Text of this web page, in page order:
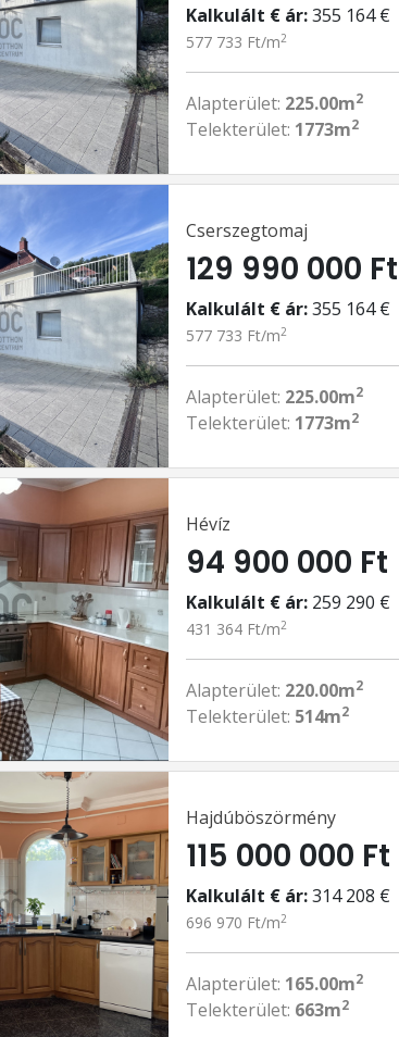
Kalkulált € ár:355 164 €
577 733 Ft/m2
Alapterület: 225.00m2
Telekterület: 1773m2
Cserszegtomaj
129 990 000 Ft
Kalkulált € ár:355 164 €
577 733 Ft/m2
Alapterület: 225.00m2
Telekterület: 1773m2
Hévíz
94 900 000 Ft
Kalkulált € ár: 259 290 €
431 364 Ft/m2
Alapterület: 220.00m2
Telekterület: 514m2
Hajdúböszörmény
115 000 000 Ft
Kalkulált € ár:314 208 €
696 970 Ft/m2
Alapterület: 165.00m2
Telekterület: 663m2